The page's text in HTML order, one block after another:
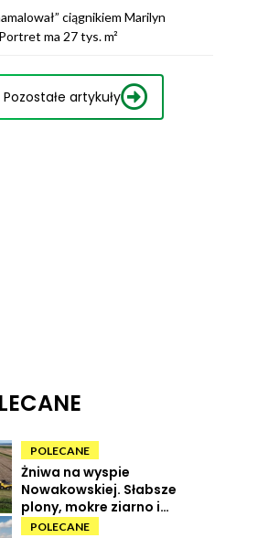
ciągnikiem Marilyn
ma 27 tys. m²
Pozostałe artykuły
POLECANE
Żniwa na wyspie
Nowakowskiej. Słabsze
plony, mokre ziarno i
wysokie koszty
POLECANE